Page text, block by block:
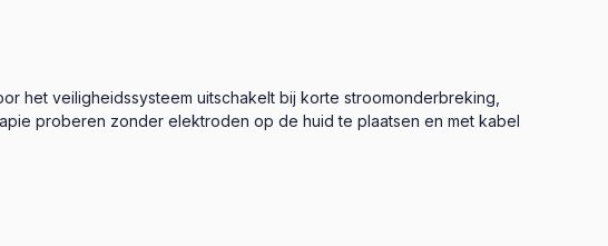
het veiligheidssysteem uitschakelt bij korte stroomonderbreking,
proberen zonder elektroden op de huid te plaatsen en met kabel